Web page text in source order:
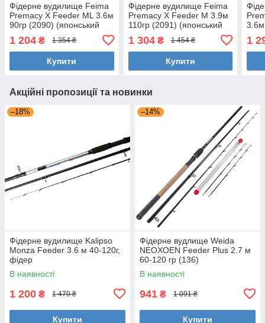
Фідерне вудилище Feima
Premacy X Feeder ML 3.6м
90гр (2090) (японський
карбон, кільця серії «K»)
1 204 ₴ 1 354 ₴
Купити
Фідерне вудилище Feima
Premacy X Feeder M 3.9м
110гр (2091) (японський
карбон, кільця серії «K»)
1 304₴ 1 454 ₴
Купити
1
Акційні пропозиції та новинки
–18%
Фідерне вудилище Kalipso
Monza Feeder 3.6 м 40-120г,
фідер
В наявності
1 200 ₴ 1 470 ₴
Купити
–14%
Фідерне вудлище Weida
NEOXOEN Feeder Plus 2.7 м
60-120 гр (136)
В наявності
941 ₴ 1 091 ₴
Купити